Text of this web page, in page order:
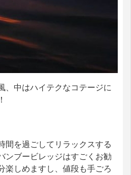
、中はハイテクなコテージに
間を過ごしてリラックスする
ンブービレッジはすごくお勧
楽しめますし、値段も手ごろ